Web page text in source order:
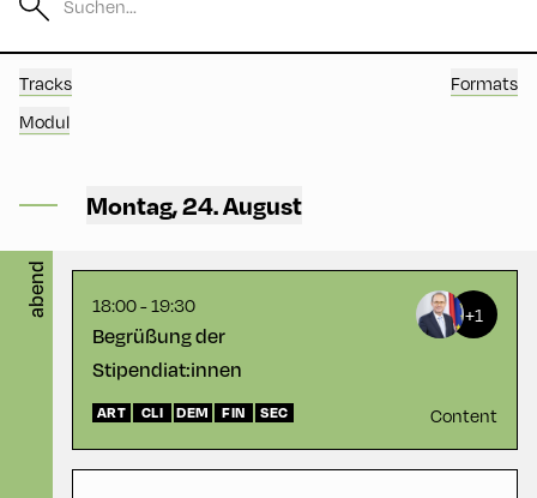
Tracks
Formats
Modul
Montag, 24. August
abend
Saal
18:00 - 19:30
Begrüßung der
Stipendiat:innen
+1
ART CLI DEM FIN SEC Content
Congress Centrum
CCA – Otto Molden Foyer
English 60